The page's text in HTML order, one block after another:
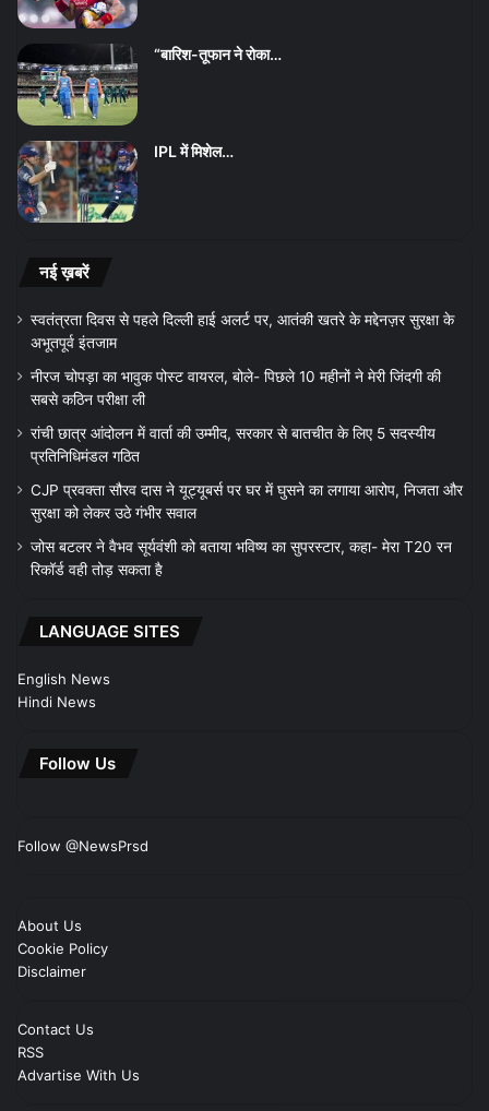
“बारिश-तूफान ने रोका…
IPL में मिशेल…
नई ख़बरें
स्वतंत्रता दिवस से पहले दिल्ली हाई अलर्ट पर, आतंकी खतरे के मद्देनज़र सुरक्षा के
अभूतपूर्व इंतजाम
नीरज चोपड़ा का भावुक पोस्ट वायरल, बोले- पिछले 10 महीनों ने मेरी जिंदगी की
सबसे कठिन परीक्षा ली
रांची छात्र आंदोलन में वार्ता की उम्मीद, सरकार से बातचीत के लिए 5 सदस्यीय
प्रतिनिधिमंडल गठित
CJP प्रवक्ता सौरव दास ने यूट्यूबर्स पर घर में घुसने का लगाया आरोप, निजता और
सुरक्षा को लेकर उठे गंभीर सवाल
जोस बटलर ने वैभव सूर्यवंशी को बताया भविष्य का सुपरस्टार, कहा- मेरा T20 रन
रिकॉर्ड वही तोड़ सकता है
LANGUAGE SITES
English News
Hindi News
Follow Us
Follow @NewsPrsd
About Us
Cookie Policy
Disclaimer
Contact Us
RSS
Advartise With Us